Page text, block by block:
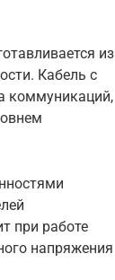
из
Кабель с
коммуникаций,
при работе
напряжения